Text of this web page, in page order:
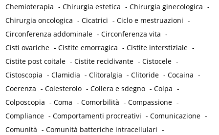
Chemioterapia -Chirurgia estetica -Chirurgia ginecologica -
Chirurgia oncologica -Cicatrici -Ciclo e mestruazioni -
Circonferenza addominale -Circonferenza vita -
Cisti ovariche -Cistite emorragica -Cistite interstiziale -
Cistite post coitale -Cistite recidivante -Cistocele -
Cistoscopia -Clamidia -Clitoralgia -Clitoride -Cocaina -
Coerenza -Colesterolo -Collera e sdegno -Colpa -
Colposcopia -Coma -Comorbilità -Compassione -
Compliance -Comportamenti procreativi -Comunicazione -
Comunità -Comunità batteriche intracellulari -